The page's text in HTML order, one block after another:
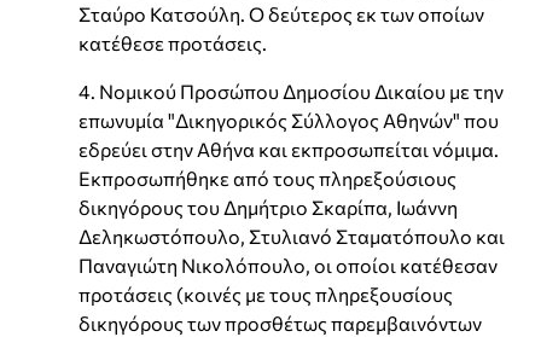
Σταύρο Κατσούλη. Ο δεύτερος εκ των οποίων
κατέθεσε προτάσεις.
4. Νομικού Προσώπου Δημοσίου Δικαίου με την
επωνυμία "Δικηγορικός Σύλλογος Αθηνών" που
εδρεύει στην Αθήνα και εκπροσωπείται νόμιμα.
Εκπροσωπήθηκε από τους πληρεξούσιους
δικηγόρους του Δημήτριο Σκαρίπα, Ιωάννη
Δεληκωστόπουλο, Στυλιανό Σταματόπουλο και
Παναγιώτη Νικολόπουλο, οι οποίοι κατέθεσαν
προτάσεις (κοινές με τους πληρεξουσίους
δικηγόρους των προσθέτως παρεμβαινόντων